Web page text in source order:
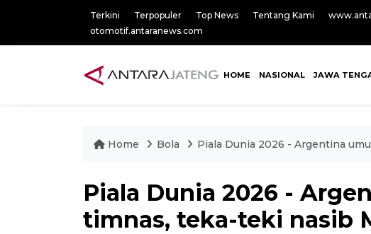
Terkini Terpopuler Top News Tentang Kami
otomotif.antaranews.com
HOME NASIONAL JAWA
Home Bola Piala Dunia 2026 - Argentina
Piala Dunia 2026 -
timnas, teka-teki nasib